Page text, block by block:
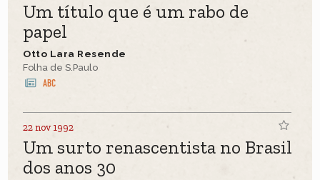
Um título que é um rabo de
papel
Otto Lara Resende
Folha de S.Paulo
22 nov 1992
Um surto renascentista no Brasil
dos anos 30